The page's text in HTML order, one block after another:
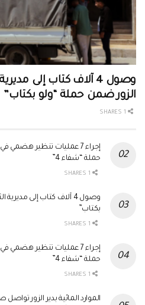
وصول 4 آلاف كتاب إلى
الزور ضمن حملة “ولو بكتاب”
إجراء 7 عمليات تنظير
حملة “شفاء 4”
وصول 4 آلاف كتاب إلى
بكتاب”
إجراء 7 عمليات تنظير
حملة “شفاء 4”
الموارد المائية بدير الزور